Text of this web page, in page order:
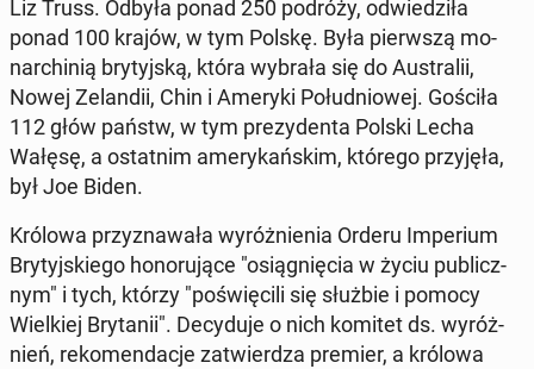
Liz Truss. Odbyła ponad 250 podróży, od­wie­dzi­ła
ponad 100 krajów, w tym Polskę. Była pierw­szą mo­
nar­chi­nią bry­tyj­ską, która wybrała się do Au­stra­lii,
Nowej Ze­lan­dii, Chin i Ameryki Po­łu­dnio­wej. Gościła
112 głów państw, w tym pre­zy­den­ta Polski Lecha
Wałęsę, a ostat­nim ame­ry­kań­skim, którego przy­ję­ła,
był Joe Biden.
Królowa przy­zna­wa­ła wy­róż­nie­nia Orderu Im­pe­rium
Bry­tyj­skie­go ho­no­ru­ją­ce "osią­gnię­cia w życiu pu­blicz­
nym" i tych, którzy "po­świę­ci­li się służbie i pomocy
Wiel­kiej Bry­ta­nii". De­cy­du­je o nich komitet ds. wy­róż­
nień, re­ko­men­da­cje za­twier­dza premier, a królowa